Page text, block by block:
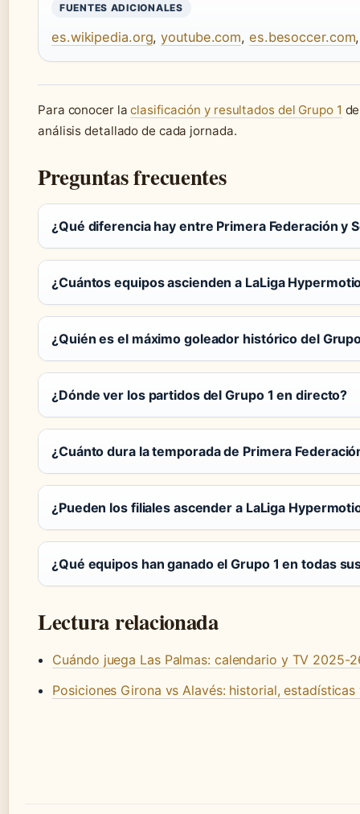
FUENTES ADICIONALES
es.wikipedia.org,youtube.com, es.besoccer.com
Para conocer laclasificación y resultados del Grupo 1
análisis detallado de cada jornada.
Preguntas frecuentes
¿Qué diferencia hay entre Primera Federación y
¿Cuántos equipos ascienden a LaLiga
¿Quién es el máximo goleador histórico del
¿Dónde ver los partidos del Grupo 1 en directo?
¿Cuánto dura la temporada de Primera
¿Pueden los filiales ascender a LaLiga
¿Qué equipos han ganado el Grupo 1 en todas
Lectura relacionada
Cuándo juega Las Palmas: calendario y TV 2025-
Posiciones Girona vs Alavés: historial,